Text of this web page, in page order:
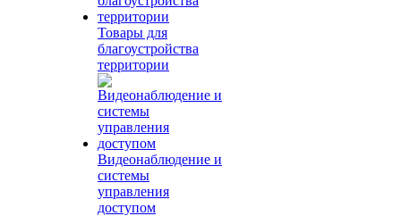
Товары для
благоустройства
территории
Видеонаблюдение и
системы
управления
доступом